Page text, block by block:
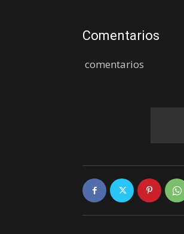
Comentarios
comentarios